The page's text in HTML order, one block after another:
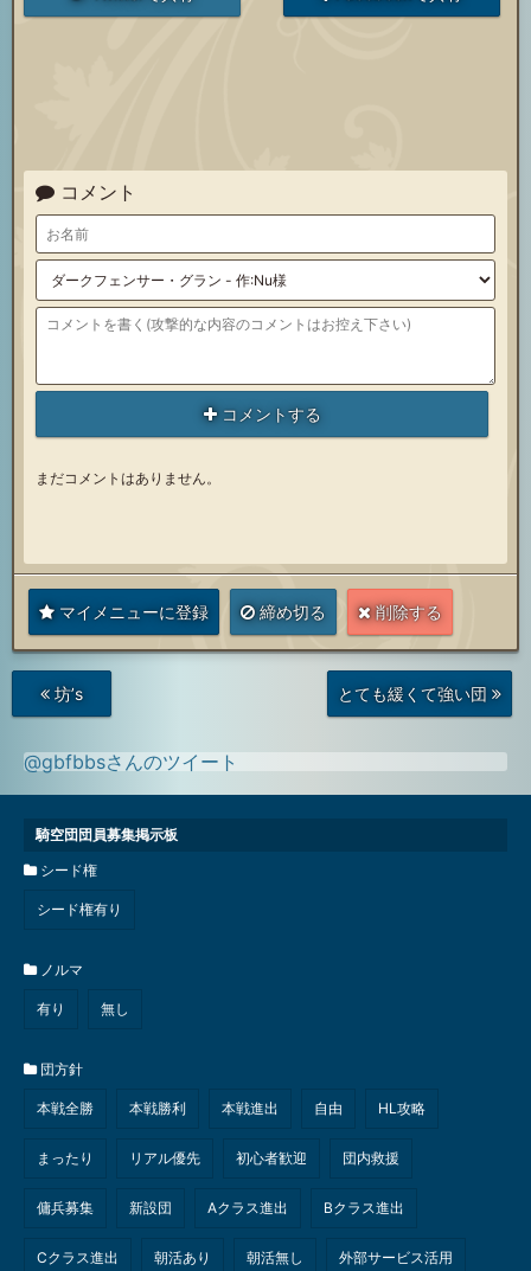
コメント
コメントする
まだコメントはありません。
マイメニューに登録 締め切る 削除する
投
坊’s
前
の
投
とても緩くて強い団
@gbfbbsさんのツイート
騎空団団員募集掲示板
シード権
シード権有り
ノルマ
有り 無し
団方針
本戦全勝 本戦勝利 本戦進出 自由 HL攻略
まったり リアル優先 初心者歓迎 団内救援
傭兵募集 新設団 Aクラス進出 Bクラス進出
Cクラス進出 朝活あり 朝活無し 外部サービス活用